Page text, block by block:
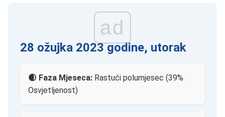
ad
28 ožujka 2023 godine, utorak
🌒 Faza Mjeseca: Rastući polumjesec (39%
Osvjetljenost)